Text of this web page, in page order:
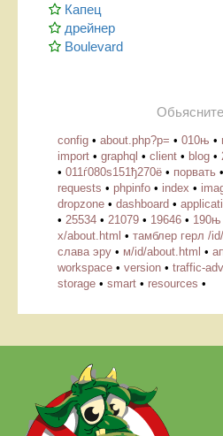
Капец
дрейнер
Boulevard
config • about.php?p= • 010њ •
import • graphql • client • blog •
• 011ѓ080ѕ151ђ270ё • порвать •
requests • phpinfo • index •
dropzone • dashboard •
• 25534 • 21079 • 19646 • 190њ
х/about.html • тамблер герл /
слава эру • м/id/about.html •
workspace • version • traffic-
storage • smart • resources •